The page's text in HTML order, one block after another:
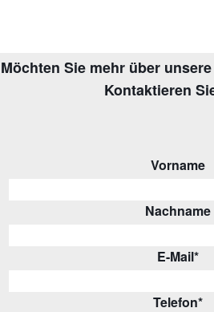
Möchten Sie mehr über
Kontaktieren
Vorname
Nachname
E-Mail*
Telefon*